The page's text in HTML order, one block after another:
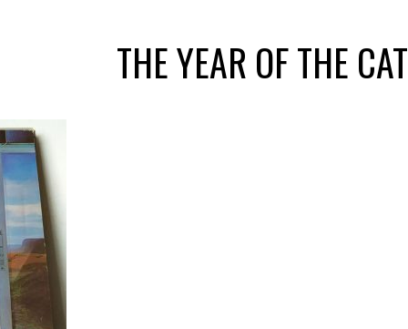
THE YEAR OF THE CAT